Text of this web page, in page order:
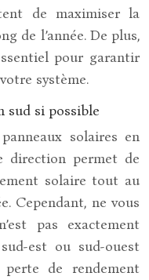
de maximiser la
de l’année. De plus,
pour garantir
système.
sud si possible
solaires en
direction permet de
solaire tout au
Cependant, ne vous
pas exactement
est ou sud-ouest
de rendement